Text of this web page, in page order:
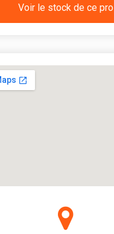
Voir le stock de ce pro